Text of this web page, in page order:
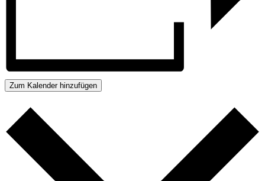
Zum Kalender hinzufügen